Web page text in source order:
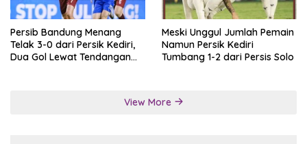
Persib Bandung Menang
Telak 3-0 dari Persik Kediri,
Dua Gol Lewat Tendangan
Meski Unggul Jumlah Pemain
Namun Persik Kediri
Tumbang 1-2 dari Persis Solo
View More